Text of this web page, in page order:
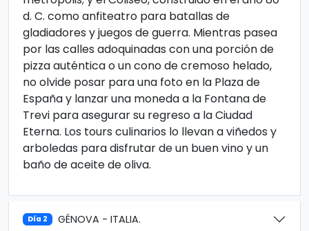
d. C. como anfiteatro para batallas de
gladiadores y juegos de guerra. Mientras pasea
por las calles adoquinadas con una porción de
pizza auténtica o un cono de cremoso helado,
no olvide posar para una foto en la Plaza de
España y lanzar una moneda a la Fontana de
Trevi para asegurar su regreso a la Ciudad
Eterna. Los tours culinarios lo llevan a viñedos y
arboledas para disfrutar de un buen vino y un
baño de aceite de oliva.
Día 2 GÉNOVA - ITALIA.